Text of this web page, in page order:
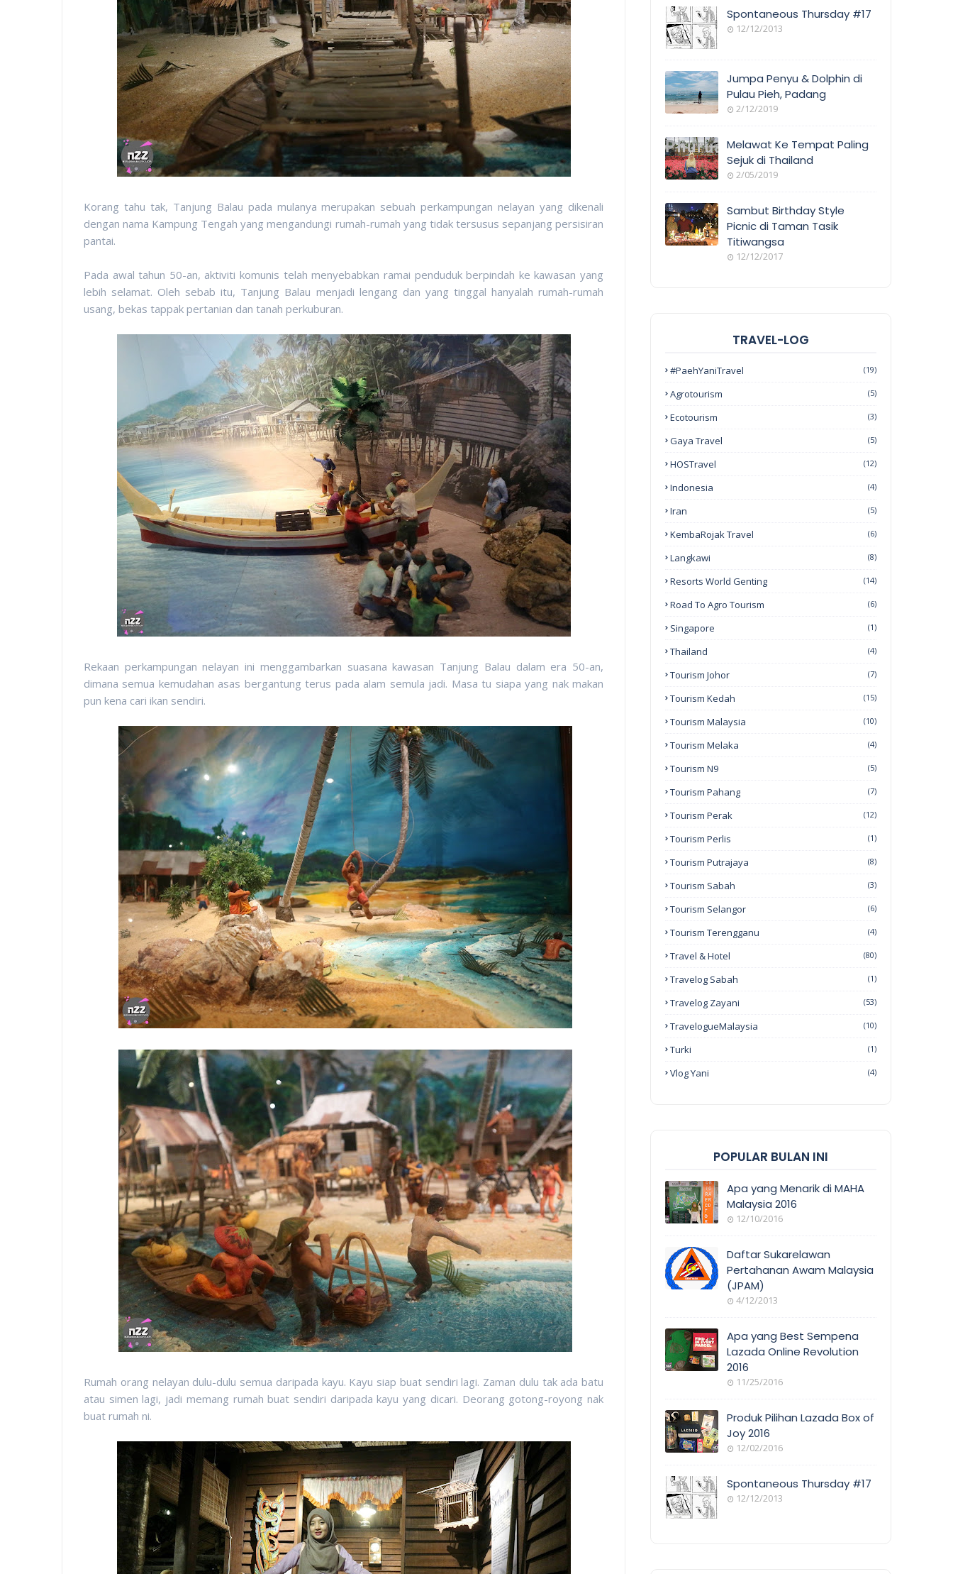
Korang tahu tak, Tanjung Balau pada mulanya merupakan sebuah perkampungan nelayan yang dikenali
dengan nama Kampung Tengah yang mengandungi rumah-rumah yang tidak tersusus sepanjang persisiran
pantai.
Pada awal tahun 50-an, aktiviti komunis telah menyebabkan ramai penduduk berpindah ke kawasan yang
lebih selamat. Oleh sebab itu, Tanjung Balau menjadi lengang dan yang tinggal hanyalah rumah-rumah
usang, bekas tappak pertanian dan tanah perkuburan.
Rekaan perkampungan nelayan ini menggambarkan suasana kawasan Tanjung Balau dalam era 50-an,
dimana semua kemudahan asas bergantung terus pada alam semula jadi. Masa tu siapa yang nak makan
pun kena cari ikan sendiri.
Rumah orang nelayan dulu-dulu semua daripada kayu. Kayu siap buat sendiri lagi. Zaman dulu tak ada batu
atau simen lagi, jadi memang rumah buat sendiri daripada kayu yang dicari. Deorang gotong-royong nak
buat rumah ni.
Spontaneous Thursday #17
12/12/2013
Jumpa Penyu & Dolphin di
Pulau Pieh, Padang
2/12/2019
Melawat Ke Tempat Paling
Sejuk di Thailand
2/05/2019
Sambut Birthday Style
Picnic di Taman Tasik
Titiwangsa
12/12/2017
TRAVEL-LOG
#PaehYaniTravel (19)
Agrotourism (5)
Ecotourism (3)
Gaya Travel (5)
HOSTravel (12)
Indonesia (4)
Iran (5)
KembaRojak Travel (6)
Langkawi (8)
Resorts World Genting (14)
Road To Agro Tourism (6)
Singapore (1)
Thailand (4)
Tourism Johor (7)
Tourism Kedah (15)
Tourism Malaysia (10)
Tourism Melaka (4)
Tourism N9 (5)
Tourism Pahang (7)
Tourism Perak (12)
Tourism Perlis (1)
Tourism Putrajaya (8)
Tourism Sabah (3)
Tourism Selangor (6)
Tourism Terengganu (4)
Travel & Hotel (80)
Travelog Sabah (1)
Travelog Zayani (53)
TravelogueMalaysia (10)
Turki (1)
Vlog Yani (4)
POPULAR BULAN INI
COVERAGE
Apa yang Menarik di MAHA
Malaysia 2016
12/10/2016
Daftar Sukarelawan
Pertahanan Awam Malaysia
(JPAM)
4/12/2013
Apa yang Best Sempena
Lazada Online Revolution
2016
11/25/2016
THINGS
Produk Pilihan Lazada Box of
Joy 2016
12/02/2016
Spontaneous Thursday #17
12/12/2013